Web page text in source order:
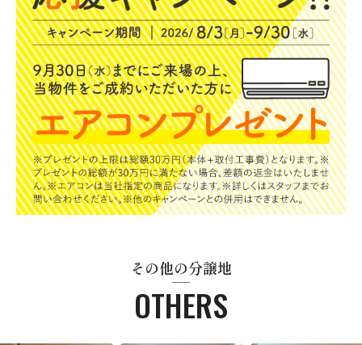
その他の分譲地
OTHERS